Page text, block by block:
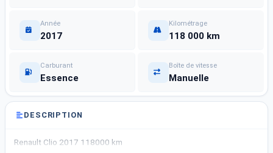
Année
2017
Kilométrage
118 000 km
Carburant
Essence
Boîte de vitesse
Manuelle
DESCRIPTION
Renault Clio 2017 118000 km